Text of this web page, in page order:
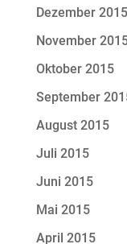
Dezember 2015
November
Oktober 2015
September
August 2015
Juli 2015
Juni 2015
Mai 2015
April 2015